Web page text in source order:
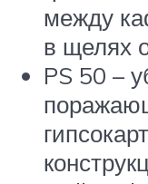
между
в щелях
PS 50 –